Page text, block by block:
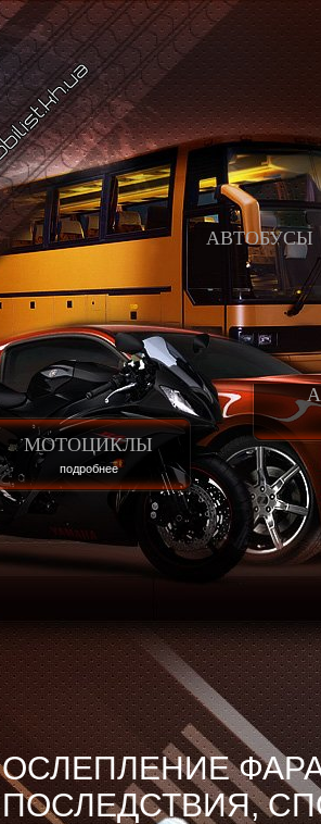
МОТОЦИКЛЫ
подробнее
АВТОБУСЫ
ОСЛЕПЛЕНИЕ
ПОСЛЕДСТВИЯ,